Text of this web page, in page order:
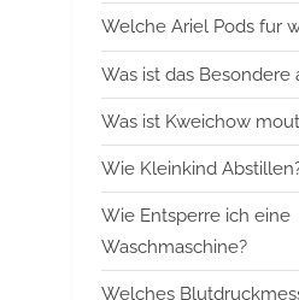
Welche Ariel Pods fur
Was ist das Besondere
Was ist Kweichow
Wie Kleinkind
Wie Entsperre ich eine
Waschmaschine?
Welches